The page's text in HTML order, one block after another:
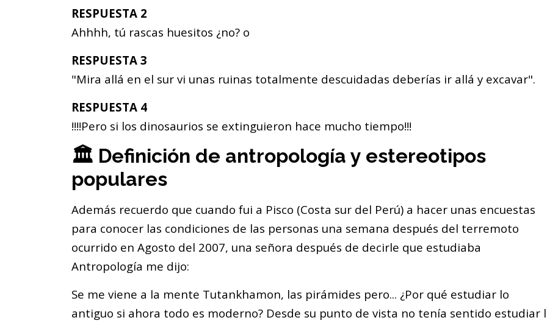
RESPUESTA 2
Ahhhh, tú rascas huesitos ¿no? o
RESPUESTA 3
"Mira allá en el sur vi unas ruinas totalmente descuidadas deberías ir allá y excavar".
RESPUESTA 4
!!!!Pero si los dinosaurios se extinguieron hace mucho tiempo!!!
🏛️ Definición de antropología y estereotipos
populares
Además recuerdo que cuando fui a Pisco (Costa sur del Perú) a hacer unas encuestas
para conocer las condiciones de las personas una semana después del terremoto
ocurrido en Agosto del 2007, una señora después de decirle que estudiaba
Antropología me dijo:
Se me viene a la mente Tutankhamon, las pirámides pero... ¿Por qué estudiar lo
antiguo si ahora todo es moderno? Desde su punto de vista no tenía sentido estudiar